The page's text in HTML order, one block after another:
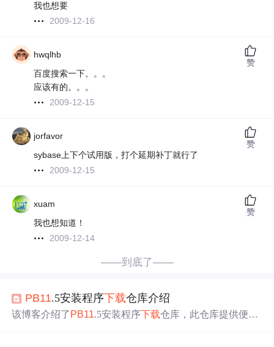
我也想要
2009-12-16
hwqlhb
百度搜索一下。。。
应该有的。。。
2009-12-15
赞
jorfavor
sybase上下个试用版，打个延期补丁就行了
2009-12-15
赞
xuam
我也想知道！
2009-12-14
赞
——到底了——
PB11.5安装程序下载仓库介绍
该博客介绍了 PB11.5安装程序下载仓库，此仓库提供便